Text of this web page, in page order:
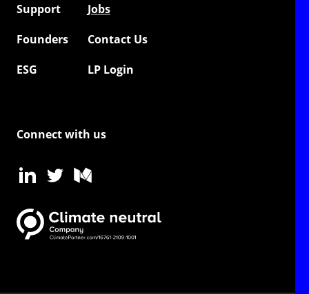
Support
Jobs
Founders
Contact Us
ESG
LP Login
Connect with us